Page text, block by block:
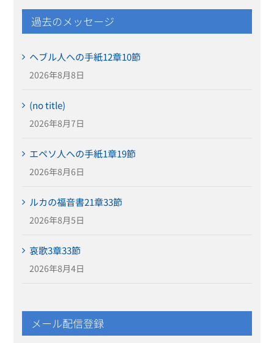
過去のメッセージ
ヘブル人への手紙12章10節
2026年8月8日
(no title)
2026年8月7日
エペソ人への手紙1章19節
2026年8月6日
ルカの福音書21章33節
2026年8月5日
哀歌3章33節
2026年8月4日
メール配信登録